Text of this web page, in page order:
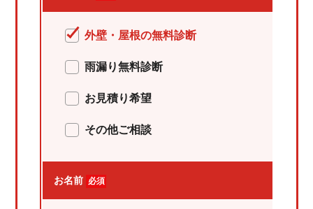
外壁・屋根の無料診断
雨漏り無料診断
お見積り希望
その他ご相談
お名前 必須